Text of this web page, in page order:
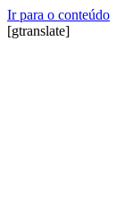
Ir para o conteúdo
[gtranslate]